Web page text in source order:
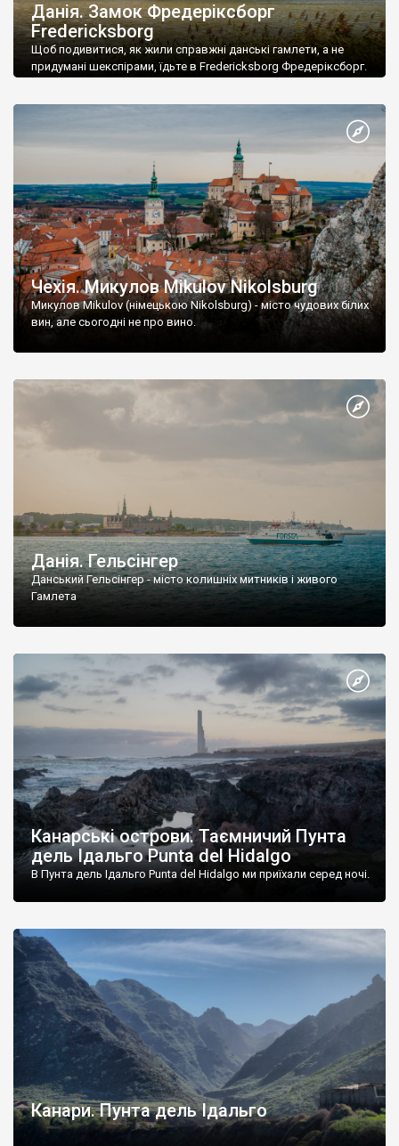
Данія. Замок Фредеріксборг
Fredericksborg
Щоб подивитися, як жили справжні данські гамлети, а не
придумані шекспірами, їдьте в Fredericksborg Фредеріксборг.
Чехія. Микулов Mikulov Nikolsburg
Микулов Mikulov (німецькою Nikolsburg) - місто чудових білих
вин, але сьогодні не про вино.
Данія. Гельсінгер
Данський Гельсінгер - місто колишніх митників і живого
Гамлета
Канарські острови. Таємничий Пунта
дель Ідальго Punta del Hidalgo
В Пунта дель Ідальго Punta del Hidalgo ми приїхали серед ночі.
Канари. Пунта дель Ідальго